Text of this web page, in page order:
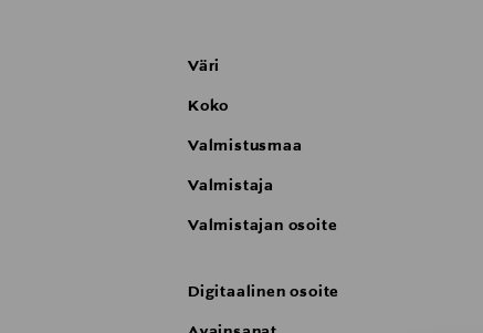
Väri
Koko
Valmistusmaa
Valmistaja
Valmistajan osoite
Digitaalinen osoite